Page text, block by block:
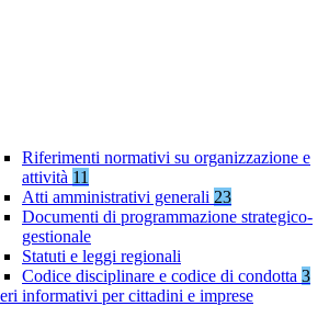
Riferimenti normativi su organizzazione e
attività 11
Atti amministrativi generali 23
Documenti di programmazione strategico-
gestionale
Statuti e leggi regionali
Codice disciplinare e codice di condotta 3
informativi per cittadini e imprese